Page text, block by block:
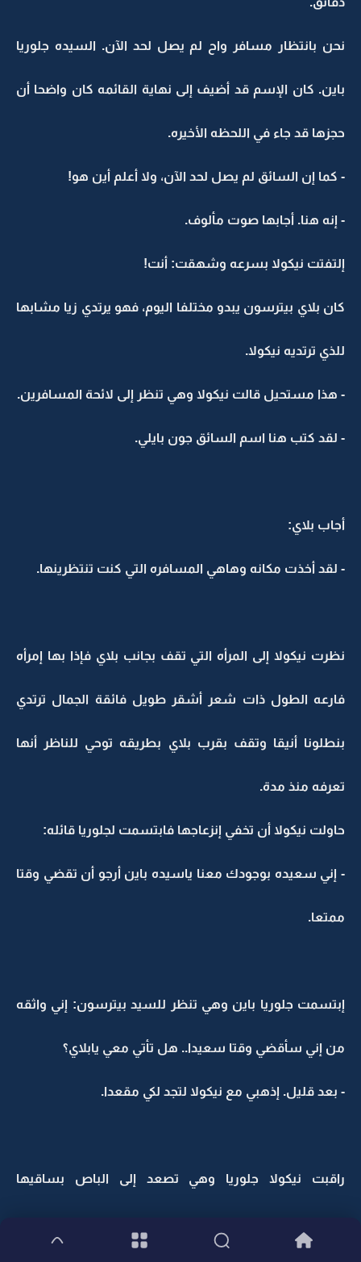
نحن بانتظار مسافر واح لم يصل لحد الآن. السيده جلوريا
باين. كان الإسم قد أضيف إلى نهاية القائمه كان واضحا أن
حجزها قد جاء في اللحظه الأخيره.
- كما إن السائق لم يصل لحد الآن، ولا أعلم أين هو!
- إنه هنا. أجابها صوت مألوف.
إلتفتت نيكولا بسرعه وشهقت: أنت!
كان بلاي بيترسون يبدو مختلفا اليوم، فهو يرتدي زيا مشابها
للذي ترتديه نيكولا.
- هذا مستحيل قالت نيكولا وهي تنظر إلى لائحة المسافرين.
- لقد كتب هنا اسم السائق جون بايلي.
أجاب بلاي:
- لقد أخذت مكانه وهاهي المسافره التي كنت تنتظرينها.
نظرت نيكولا إلى المرأه التي تقف بجانب بلاي فإذا بها إمرأه
فارعه الطول ذات شعر أشقر طويل فائقة الجمال ترتدي
بنطلونا أنيقا وتقف بقرب بلاي بطريقه توحي للناظر أنها
تعرفه منذ مدة.
حاولت نيكولا أن تخفي إنزعاجها فابتسمت لجلوريا قائله:
- إني سعيده بوجودك معنا ياسيده باين أرجو أن تقضي وقتا
ممتعا.
إبتسمت جلوريا باين وهي تنظر للسيد بيترسون: إني واثقه
من إني سأقضي وقتا سعيدا.. هل تأتي معي يابلاي؟
- بعد قليل. إذهبي مع نيكولا لتجد لكي مقعدا.
راقبت نيكولا جلوريا وهي تصعد إلى الباص بساقيها